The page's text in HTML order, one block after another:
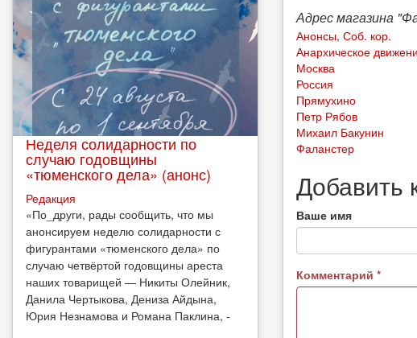
Адрес магазина
Анонсы, Соб. кор.
Анархическое
Москва
Россия
Прямухино
Петр Рябов
Михаил Бакунин
Фаланстер
Добавить
Ваше имя
Комментарий *
Неделя солидарности по
случаю годовщины
«тюменского дела» (анонс)
Редакция
​«По_други, рады сообщить, что мы
анонсируем неделю солидарности с
фигурантами «тюменского дела» по
случаю четвёртой годовщины ареста
наших товарищей — Никиты Олейник,
Данила Чертыкова, Дениза Айдына,
Юрия Незнамова и Романа Паклина, -